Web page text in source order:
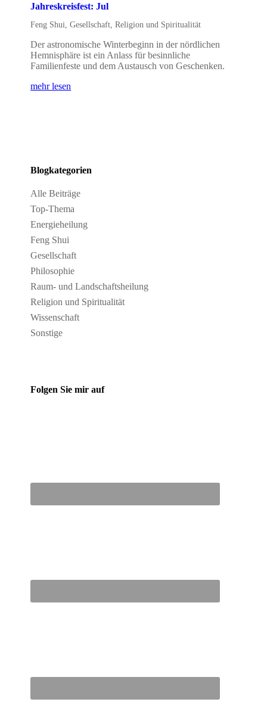
Jahreskreisfest: Jul
Feng Shui ,Gesellschaft ,Religion und Spiritualität
Der astronomische Winterbeginn in der nördlichen
Hemnisphäre ist ein Anlass für besinnliche
Familienfeste und dem Austausch von Geschenken.
mehr lesen
Blogkategorien
Alle Beiträge
Top-Thema
Energieheilung
Feng Shui
Gesellschaft
Philosophie
Raum- und Landschaftsheilung
Religion und Spiritualität
Wissenschaft
Sonstige
Folgen Sie mir auf